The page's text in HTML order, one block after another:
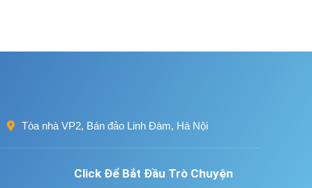
Tòa nhà VP2, Bán đảo Linh Đàm, Hà Nội
Click Để Bắt Đầu Trò Chuyện